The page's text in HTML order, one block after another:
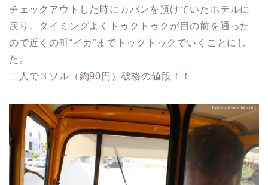
チェックアウトした時にカバンを預けていたホテルに
戻り。タイミングよくトゥクトゥクが目の前を通った
ので近くの町“イカ”までトゥクトゥクでいくことにし
た。
二人で３ソル（約90円）破格の値段！！